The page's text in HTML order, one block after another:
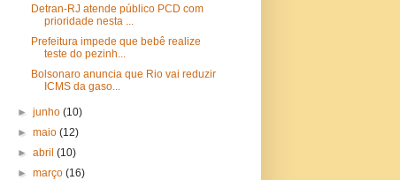
Detran-RJ atende público PCD com
prioridade nesta ...
Prefeitura impede que bebê realize
teste do pezinh...
Bolsonaro anuncia que Rio vai reduzir
ICMS da gaso...
►junho(10)
►maio(12)
►abril(10)
►março(16)